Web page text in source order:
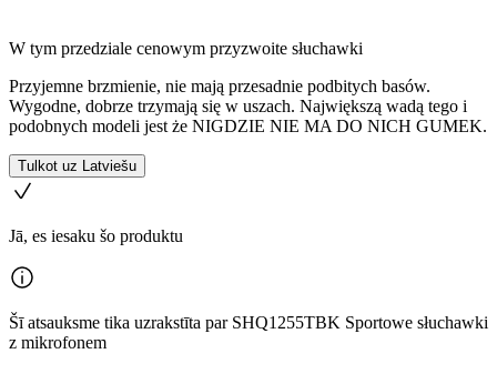
W tym przedziale cenowym przyzwoite słuchawki
Przyjemne brzmienie, nie mają przesadnie podbitych basów.
Wygodne, dobrze trzymają się w uszach. Największą wadą tego i
podobnych modeli jest że NIGDZIE NIE MA DO NICH GUMEK.
Tulkot uz Latviešu
Jā, es iesaku šo produktu
Šī atsauksme tika uzrakstīta par SHQ1255TBK Sportowe słuchawki
z mikrofonem